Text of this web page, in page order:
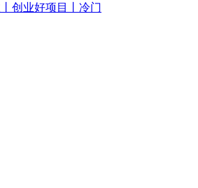
创业好项目丨冷门